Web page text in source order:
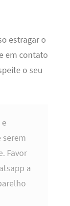
estragar o
em contato
o seu
serem
Favor
a